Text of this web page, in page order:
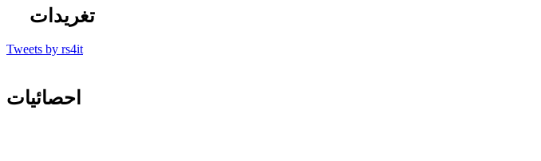
تغريدات
Tweets by rs4it
احصائيات